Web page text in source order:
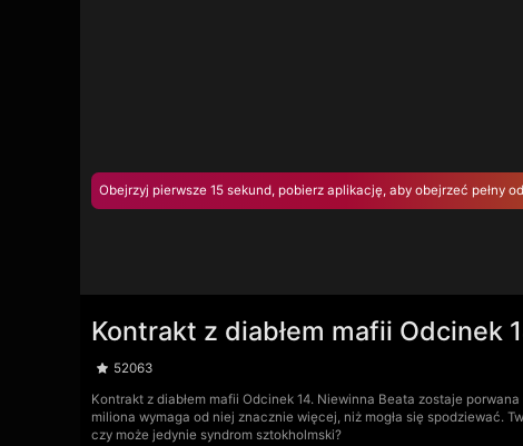
Obejrzyj pierwsze 15 sekund, pobierz aplikację, aby obejrzeć pełny
Kontrakt z diabłem mafii Odcinek
52063
Kontrakt z diabłem mafii Odcinek 14. Niewinna Beata zostaje
miliona wymaga od niej znacznie więcej, niż mogła się spodziewać.
czy może jedynie syndrom sztokholmski?